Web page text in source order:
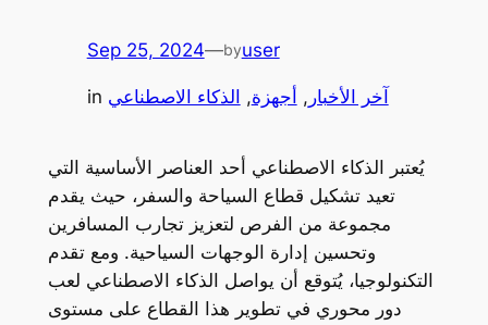
Sep 25, 2024—byuser
in آخر الأخبار , أجهزة, الذكاء الاصطناعي
يُعتبر الذكاء الاصطناعي أحد العناصر الأساسية التي
تعيد تشكيل قطاع السياحة والسفر، حيث يقدم
مجموعة من الفرص لتعزيز تجارب المسافرين
وتحسين إدارة الوجهات السياحية. ومع تقدم
التكنولوجيا، يُتوقع أن يواصل الذكاء الاصطناعي لعب
دور محوري في تطوير هذا القطاع على مستوى